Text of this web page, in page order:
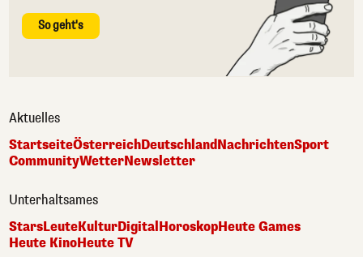
So geht's
Aktuelles
StartseiteÖsterreichDeutschlandNachrichtenSport
CommunityWetterNewsletter
Unterhaltsames
StarsLeuteKulturDigitalHoroskopHeute Games
Heute KinoHeute TV